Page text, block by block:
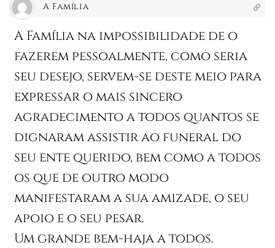
A Família
A Família na impossibilidade de o
fazerem pessoalmente, como seria
seu desejo, servem-se deste meio para
expressar o mais sincero
agradecimento a todos quantos se
dignaram assistir ao funeral do
seu ente querido, bem como a todos
os que de outro modo
manifestaram a sua amizade, o seu
apoio e o seu pesar.
Um grande bem-haja a todos.